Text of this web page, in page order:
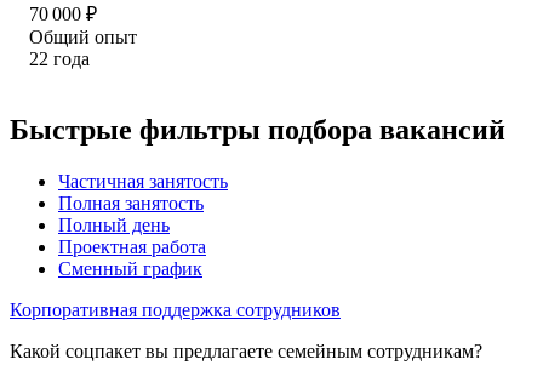
70 000 ₽
Общий опыт
22 года
Быстрые фильтры подбора вакансий
Частичная занятость
Полная занятость
Полный день
Проектная работа
Сменный график
Корпоративная поддержка сотрудников
Какой соцпакет вы предлагаете семейным сотрудникам?